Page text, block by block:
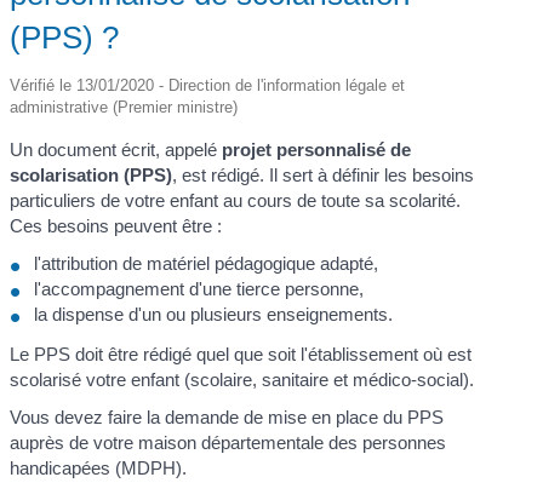
(PPS) ?
Vérifié le 13/01/2020 - Direction de l'information légale et
administrative (Premier ministre)
Un document écrit, appelé projet personnalisé de
scolarisation (PPS), est rédigé. Il sert à définir les besoins
particuliers de votre enfant au cours de toute sa scolarité.
Ces besoins peuvent être :
l'attribution de matériel pédagogique adapté,
l'accompagnement d'une tierce personne,
la dispense d'un ou plusieurs enseignements.
Le PPS doit être rédigé quel que soit l'établissement où est
scolarisé votre enfant (scolaire, sanitaire et médico-social).
Vous devez faire la demande de mise en place du PPS
auprès de votre maison départementale des personnes
handicapées (MDPH).